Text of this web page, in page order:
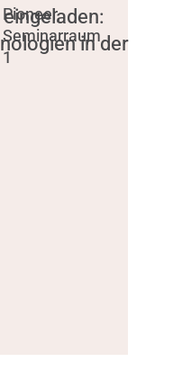
in der
Pioneer,
Seminarraum
1